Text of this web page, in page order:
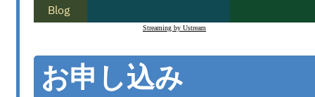
Streaming by Ustream
お申し込み